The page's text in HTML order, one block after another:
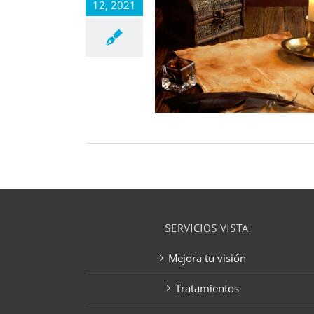
12, 2021
SERVICIOS VISTA
Mejora tu visión
Tratamientos